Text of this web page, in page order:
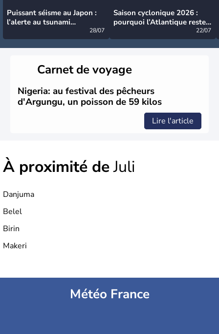
Puissant séisme au Japon :
l’alerte au tsunami
28/07
Saison cyclonique 2026 :
pourquoi l’Atlantique reste
22/07
Carnet de voyage
Nigeria: au festival des pêcheurs
d'Argungu, un poisson de 59 kilos
Lire l'article
À proximité deJuli
Danjuma
Belel
Birin
Makeri
Météo France